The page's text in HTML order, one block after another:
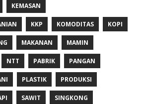
KEMASAN
KKP KOMODITAS KOPI
MAKANAN MAMIN
NTT PABRIK PANGAN
PLASTIK PRODUKSI
SAWIT SINGKONG